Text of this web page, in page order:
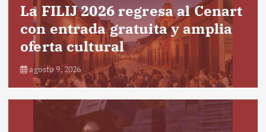
La FILIJ 2026 regresa al Cenart
con entrada gratuita y amplia
oferta cultural
agosto 9, 2026